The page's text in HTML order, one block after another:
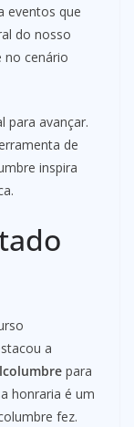
eventos que
do nosso
no cenário
para avançar.
de
inspira
a
para
honraria é um
fez.